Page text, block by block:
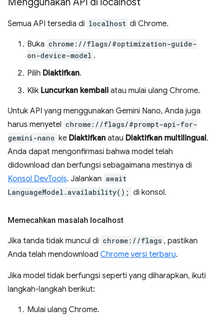
Semua API tersedia di localhost di Chrome.
Buka chrome://flags/#optimization-guide-
on-device-model .
Pilih Diaktifkan.
Klik Luncurkan kembali atau mulai ulang Chrome.
Untuk API yang menggunakan Gemini Nano, Anda juga
harus menyetel chrome://flags/#prompt-api-for-
gemini-nano ke Diaktifkan atau Diaktifkan multilingual.
Anda dapat mengonfirmasi bahwa model telah
didownload dan berfungsi sebagaimana mestinya di
Konsol DevTools. Jalankan await
LanguageModel.availability(); di konsol.
Memecahkan masalah localhost
Jika tanda tidak muncul di chrome://flags , pastikan
Anda telah mendownload Chrome versi terbaru.
Jika model tidak berfungsi seperti yang diharapkan, ikuti
langkah-langkah berikut:
Mulai ulang Chrome.